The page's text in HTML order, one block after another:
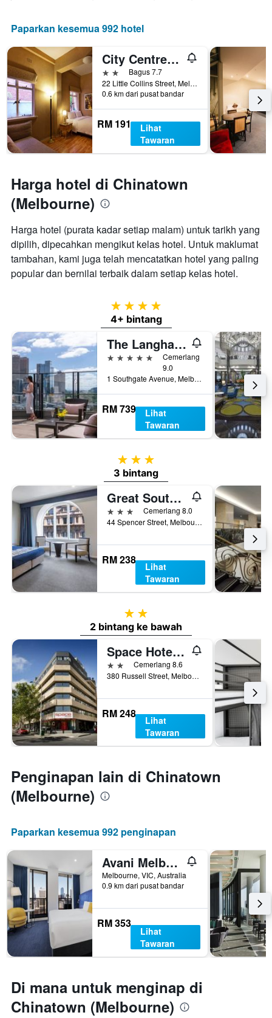
Paparkan kesemua 992 hotel
City Centre Budget Hotel
2 bintangBagus 7.7
22 Little Collins Street, Melbourne, VIC, Australia
0.6 km dari pusat bandar
RM 191
Lihat
Tawaran
Harga hotel di Chinatown
(Melbourne)
Harga hotel (purata kadar setiap malam) untuk tarikh yang
dipilih, dipecahkan mengikut kelas hotel. Untuk maklumat
tambahan, kami juga telah mencatatkan hotel yang paling
popular dan bernilai terbaik dalam setiap kelas hotel.
4 bintang
4+ bintang
The Langham Melbourne
5 bintang
Cemerlang
9.0
1 Southgate Avenue, Melbourne, VIC, Australia
RM 739
Lihat
Tawaran
3 bintang
3 bintang
Great Southern Hotel Melbourne
3 bintangCemerlang 8.0
44 Spencer Street, Melbourne, VIC, Australia
RM 238
Lihat
Tawaran
2 bintang
2 bintang ke bawah
Space Hotel - Hostel
2 bintangCemerlang 8.6
380 Russell Street, Melbourne, VIC, Australia
RM 248
Lihat
Tawaran
Penginapan lain di Chinatown
(Melbourne)
Paparkan kesemua 992 penginapan
Avani Melbourne Jazz Corner Residences
Melbourne, VIC, Australia
0.9 km dari pusat bandar
RM 353
Lihat
Tawaran
Di mana untuk menginap di
Chinatown (Melbourne)